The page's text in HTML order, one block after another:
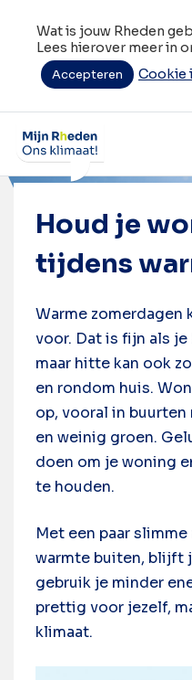
Wat is jouw Rheden
Lees hierover meer in
Accepteren Cookie
Wat is jouw Rheden
Home Houd je woning
Houd je
tijdens
Warme zomerdagen
voor. Dat is fijn als
maar hitte kan ook
en rondom huis.
op, vooral in
en weinig groen.
doen om je woning
te houden.
Met een paar
warmte buiten, blijft
gebruik je minder
prettig voor jezelf,
klimaat.